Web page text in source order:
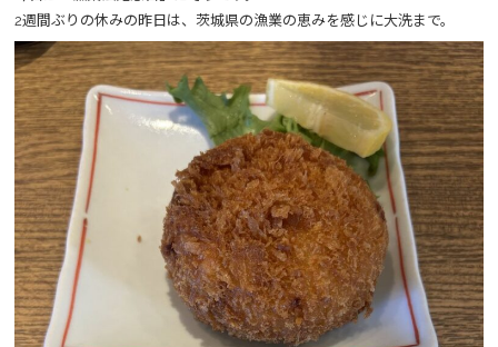
2週間ぶりの休みの昨日は、茨城県の漁業の恵みを感じに大洗まで。